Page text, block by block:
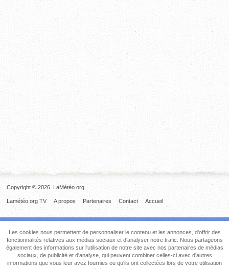
Copyright © 2026. LaMétéo.org
Accueil
Contact
Partenaires
A propos
Lamétéo.org TV
Les cookies nous permettent de personnaliser le contenu et les annonces, d'offrir des
fonctionnalités relatives aux médias sociaux et d'analyser notre trafic. Nous partageons
également des informations sur l'utilisation de notre site avec nos partenaires de médias
sociaux, de publicité et d'analyse, qui peuvent combiner celles-ci avec d'autres
informations que vous leur avez fournies ou qu'ils ont collectées lors de votre utilisation